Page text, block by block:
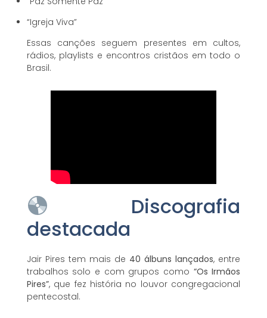
“Igreja Viva”
Essas canções seguem presentes em cultos,
rádios, playlists e encontros cristãos em todo o
Brasil.
Discografia
destacada
Jair Pires tem mais de 40 álbuns lançados, entre
trabalhos solo e com grupos como “Os Irmãos
Pires”, que fez história no louvor congregacional
pentecostal.